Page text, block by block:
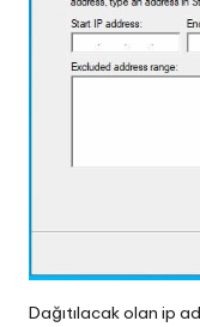
Dağıtılacak olan ip